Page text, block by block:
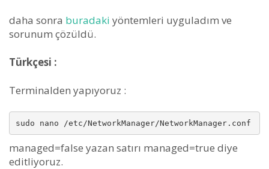
daha sonra buradaki yöntemleri uyguladım ve
sorunum çözüldü.
Türkçesi :
Terminalden yapıyoruz :
managed=false yazan satırı managed=true diye
editliyoruz.